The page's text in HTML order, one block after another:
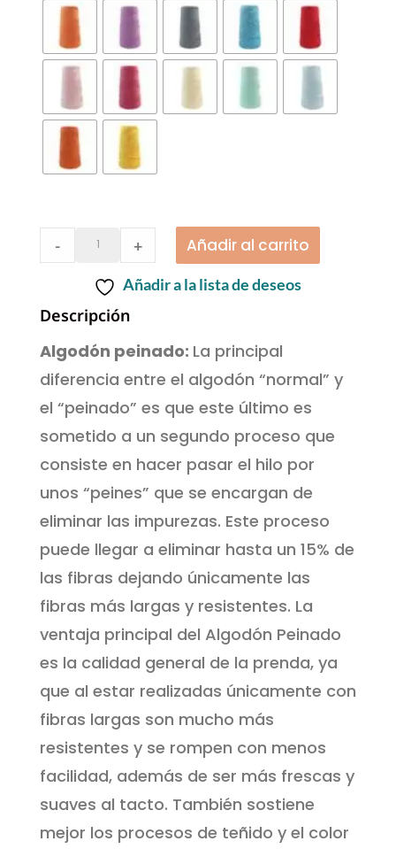
Casasol
|
Algodón
Peinado
XL
quantity
- + Añadir al carrito
Añadir a la lista de deseos
Descripción
Algodón peinado: La principal
diferencia entre el algodón “normal” y
el “peinado” es que este último es
sometido a un segundo proceso que
consiste en hacer pasar el hilo por
unos “peines” que se encargan de
eliminar las impurezas. Este proceso
puede llegar a eliminar hasta un 15% de
las fibras dejando únicamente las
fibras más largas y resistentes. La
ventaja principal del Algodón Peinado
es la calidad general de la prenda, ya
que al estar realizadas únicamente con
fibras largas son mucho más
resistentes y se rompen con menos
facilidad, además de ser más frescas y
suaves al tacto. También sostiene
mejor los procesos de teñido y el color